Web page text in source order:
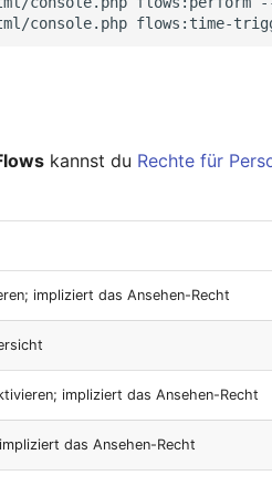
console.php flows:time-
kannst du Rechte für
impliziert das Ansehen-Recht
impliziert das Ansehen-Recht
das Ansehen-Recht